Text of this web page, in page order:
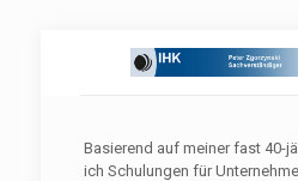
Basierend auf meiner fast 40-
ich Schulungen für